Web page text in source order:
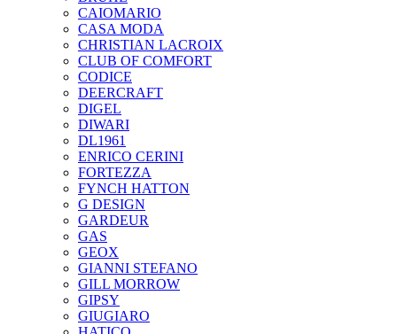
CAIOMARIO
CASA MODA
CHRISTIAN LACROIX
CLUB OF COMFORT
CODICE
DEERCRAFT
DIGEL
DIWARI
DL1961
ENRICO CERINI
FORTEZZA
FYNCH HATTON
G DESIGN
GARDEUR
GAS
GEOX
GIANNI STEFANO
GILL MORROW
GIPSY
GIUGIARO